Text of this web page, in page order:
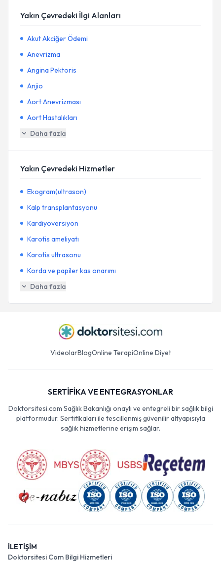
Yakın Çevredeki İlgi Alanları
Akut Akciğer Ödemi
Anevrizma
Angina Pektoris
Anjio
Aort Anevrizması
Aort Hastalıkları
Daha fazla
Yakın Çevredeki Hizmetler
Ekogram(ultrason)
Kalp transplantasyonu
Kardiyoversiyon
Karotis ameliyatı
Karotis ultrasonu
Korda ve papiler kas onarımı
Daha fazla
VideolarBlogOnline TerapiOnline Diyet
SERTİFİKA VE ENTEGRASYONLAR
Doktorsitesi.com Sağlık Bakanlığı onaylı ve entegreli bir sağlık bilgi
platformudur. Sertifikaları ile tescillenmiş güvenilir altyapısıyla
sağlık hizmetlerine erişim sağlar.
İLETİŞİM
Doktorsitesi Com Bilgi Hizmetleri